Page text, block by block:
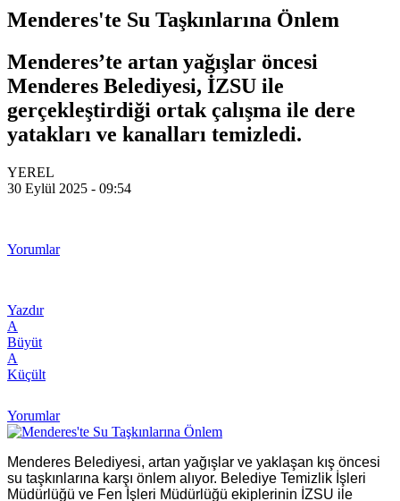
Menderes'te Su Taşkınlarına Önlem
Menderes’te artan yağışlar öncesi
Menderes Belediyesi, İZSU ile
gerçekleştirdiği ortak çalışma ile dere
yatakları ve kanalları temizledi.
YEREL
30 Eylül 2025 - 09:54
Yorumlar
Yazdır
A
Büyüt
A
Küçült
Yorumlar
Menderes Belediyesi, artan yağışlar ve yaklaşan kış öncesi
su taşkınlarına karşı önlem alıyor. Belediye Temizlik İşleri
Müdürlüğü ve Fen İşleri Müdürlüğü ekiplerinin İZSU ile